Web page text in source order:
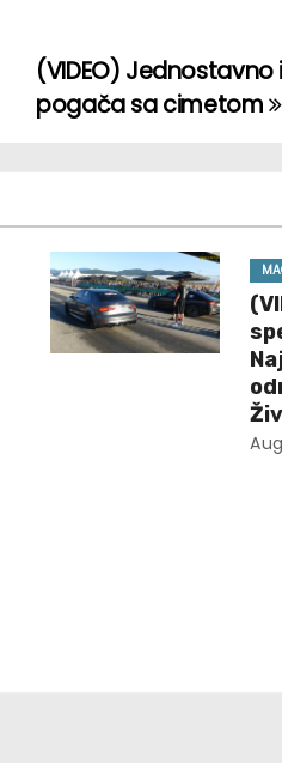
(VIDEO) Jednostavno
pogača sa cimetom